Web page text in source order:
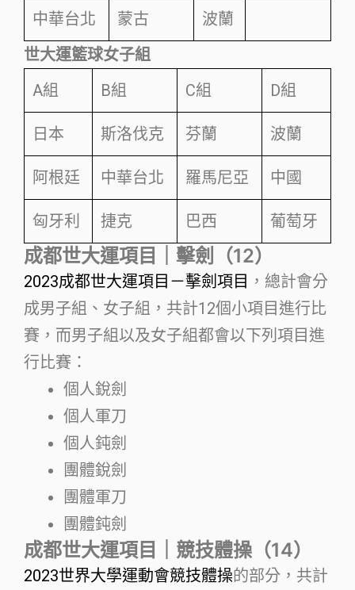
中華台北 蒙古
波蘭
世大運籃球女子組
A組
B組 C組 D組
日本 斯洛伐克 芬蘭 波蘭
阿根廷 中華台北 羅馬尼亞 中國
匈牙利 捷克 巴西 葡萄牙
成都世大運項目｜擊劍（12）
2023成都世大運項目－擊劍項目 ，總計會分
成男子組、女子組，共計12個小項目進行比
賽，而男子組以及女子組都會以下列項目進
行比賽：
個人銳劍
個人軍刀
個人鈍劍
團體銳劍
團體軍刀
團體鈍劍
成都世大運項目｜競技體操（14）
2023世界大學運動會競技體操的部分，共計